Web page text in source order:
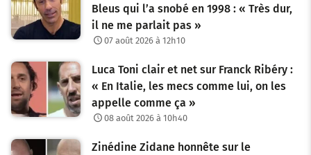
Bleus qui l’a snobé en 1998 : « Très dur,
il ne me parlait pas »
07 août 2026 à 12h10
Luca Toni clair et net sur Franck Ribéry :
« En Italie, les mecs comme lui, on les
appelle comme ça »
08 août 2026 à 10h40
Zinédine Zidane honnête sur le